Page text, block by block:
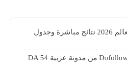
تحميل تطبيق كأس العالم 2026 نتائج مباشرة وجدول